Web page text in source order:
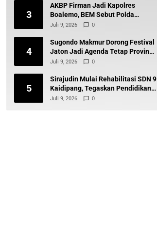
3
AKBP Firman Jadi Kapolres
Boalemo, BEM Sebut Polda
Gorontalo Tak Baik-Baik Saja
Juli 9, 2026 0
4
Sugondo Makmur Dorong Festival
Jaton Jadi Agenda Tetap Provinsi,
Kiai Mojo Kembali Disuarakan
Juli 9, 2026 0
5
Sirajudin Mulai Rehabilitasi SDN 9
Kaidipang, Tegaskan Pendidikan
Tetap Prioritas Daerah
Juli 9, 2026 0